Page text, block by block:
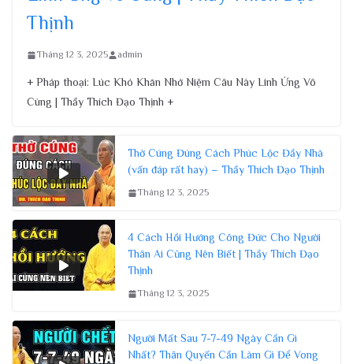
Thịnh
Tháng 12 3, 2025 admin
+ Pháp thoại: Lúc Khó Khăn Nhớ Niệm Câu Này Linh Ứng Vô
Cùng | Thầy Thích Đạo Thịnh +
Thờ Cúng Đúng Cách Phúc Lộc Đầy Nhà
(vấn đáp rất hay) – Thầy Thích Đạo Thịnh
Tháng 12 3, 2025
4 Cách Hồi Hướng Công Đức Cho Người
Thân Ai Cũng Nên Biết | Thầy Thích Đạo
Thịnh
Tháng 12 3, 2025
Người Mất Sau 7-7-49 Ngày Cần Gì
Nhất? Thân Quyến Cần Làm Gì Để Vong